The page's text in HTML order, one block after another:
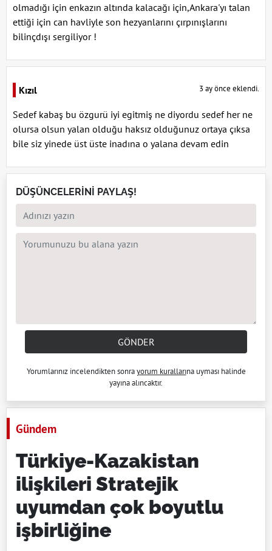
olmadığı için enkazın altında kalacağı için,Ankara'yı talan
ettiği için can havliyle son hezyanlarını çırpınışlarını
bilinçdışı sergiliyor !
Kızıl 3 ay önce eklendi.
Sedef kabaş bu özgurü iyi egitmiş ne diyordu sedef her ne
olursa olsun yalan olduğu haksız olduğunuz ortaya çıksa
bile siz yinede üst üste inadına o yalana devam edin
DÜŞÜNCELERİNİ PAYLAŞ!
GÖNDER
Yorumlarınız incelendikten sonrayorum kurallarına uyması halinde
yayına alıncaktır.
Gündem
Türkiye-Kazakistan
ilişkileri Stratejik
uyumdan çok boyutlu
işbirliğine